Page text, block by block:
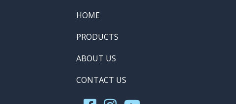
HOME
PRODUCTS
ABOUT US
CONTACT US